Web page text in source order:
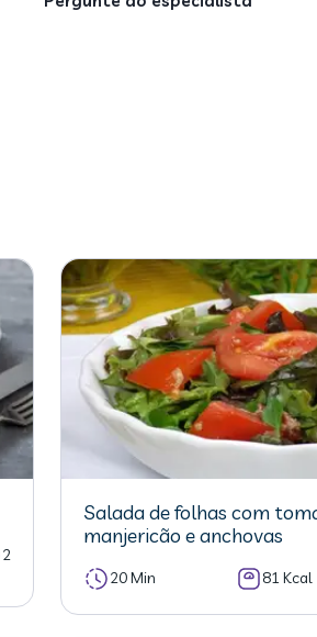
2
Salada de folhas com
manjericão e anchovas
20 Min 81 Kcal